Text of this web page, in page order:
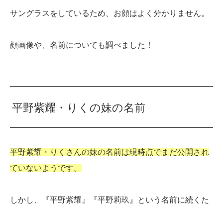
サングラスをしているため、お顔はよく分かりません。
顔画像や、名前についても調べました！
平野紫耀・りくの妹の名前
平野紫耀・りくさんの妹の名前は現時点でまだ公開され
ていないようです。
しかし、『平野紫耀』『平野莉玖』という名前に続くた